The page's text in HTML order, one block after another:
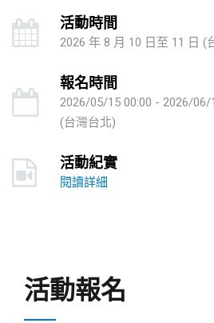
活動時間
2026 年 8 月 10 日至 11 日 (
報名時間
2026/05/15 00:00 - 2026/06/
(台灣台北)
活動紀實
閱讀詳細
活動報名